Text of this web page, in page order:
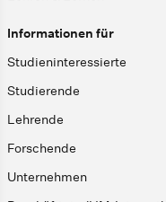
Informationen für
Studieninteressierte
Studierende
Lehrende
Forschende
Unternehmen